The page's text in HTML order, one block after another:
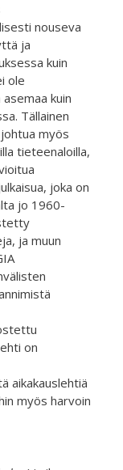
nouseva
ja
kuin
ole
kuin
Tällainen
myös
tieteenaloilla,
joka on
jo 1960-
ja muun
on
aikakauslehtiä
myös harvoin